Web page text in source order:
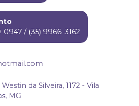
0947 / (35) 9966-3162
da Silveira, 1172 - Vila
MG